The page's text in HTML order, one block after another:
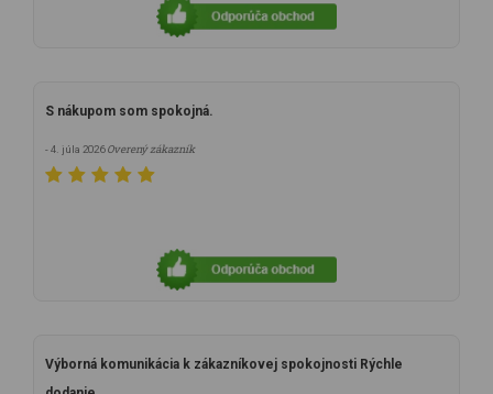
S nákupom som spokojná.
- 4. júla 2026Overený zákazník
Výborná komunikácia k zákazníkovej spokojnosti Rýchle